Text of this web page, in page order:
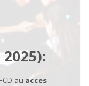
au acces